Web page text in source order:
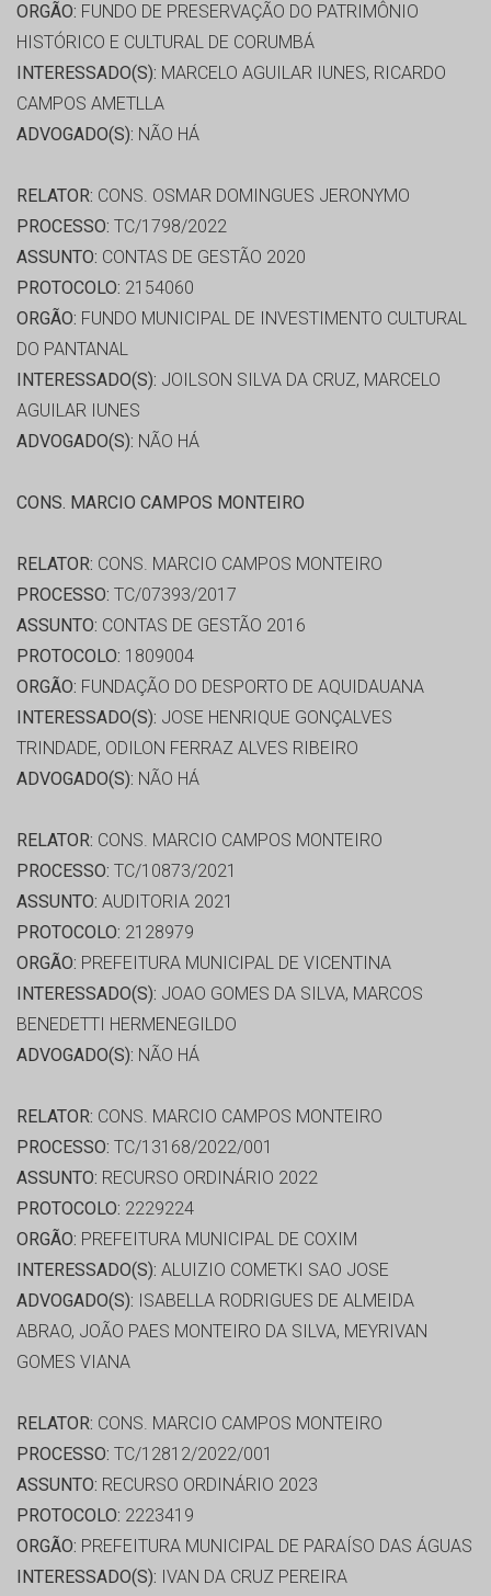
ORGÃO: FUNDO DE PRESERVAÇÃO DO PATRIMÔNIO
HISTÓRICO E CULTURAL DE CORUMBÁ
INTERESSADO(S): MARCELO AGUILAR IUNES, RICARDO
CAMPOS AMETLLA
ADVOGADO(S): NÃO HÁ
RELATOR: CONS. OSMAR DOMINGUES JERONYMO
PROCESSO: TC/1798/2022
ASSUNTO: CONTAS DE GESTÃO 2020
PROTOCOLO: 2154060
ORGÃO: FUNDO MUNICIPAL DE INVESTIMENTO CULTURAL
DO PANTANAL
INTERESSADO(S): JOILSON SILVA DA CRUZ, MARCELO
AGUILAR IUNES
ADVOGADO(S): NÃO HÁ
CONS. MARCIO CAMPOS MONTEIRO
RELATOR: CONS. MARCIO CAMPOS MONTEIRO
PROCESSO: TC/07393/2017
ASSUNTO: CONTAS DE GESTÃO 2016
PROTOCOLO: 1809004
ORGÃO: FUNDAÇÃO DO DESPORTO DE AQUIDAUANA
INTERESSADO(S): JOSE HENRIQUE GONÇALVES
TRINDADE, ODILON FERRAZ ALVES RIBEIRO
ADVOGADO(S): NÃO HÁ
RELATOR: CONS. MARCIO CAMPOS MONTEIRO
PROCESSO: TC/10873/2021
ASSUNTO: AUDITORIA 2021
PROTOCOLO: 2128979
ORGÃO: PREFEITURA MUNICIPAL DE VICENTINA
INTERESSADO(S): JOAO GOMES DA SILVA, MARCOS
BENEDETTI HERMENEGILDO
ADVOGADO(S): NÃO HÁ
RELATOR: CONS. MARCIO CAMPOS MONTEIRO
PROCESSO: TC/13168/2022/001
ASSUNTO: RECURSO ORDINÁRIO 2022
PROTOCOLO: 2229224
ORGÃO: PREFEITURA MUNICIPAL DE COXIM
INTERESSADO(S): ALUIZIO COMETKI SAO JOSE
ADVOGADO(S): ISABELLA RODRIGUES DE ALMEIDA
ABRAO, JOÃO PAES MONTEIRO DA SILVA, MEYRIVAN
GOMES VIANA
RELATOR: CONS. MARCIO CAMPOS MONTEIRO
PROCESSO: TC/12812/2022/001
ASSUNTO: RECURSO ORDINÁRIO 2023
PROTOCOLO: 2223419
ORGÃO: PREFEITURA MUNICIPAL DE PARAÍSO DAS ÁGUAS
INTERESSADO(S): IVAN DA CRUZ PEREIRA